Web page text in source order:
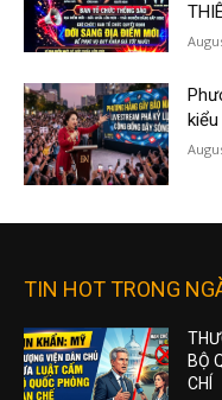
TIN HOT TRONG
BỘ
CHÍ